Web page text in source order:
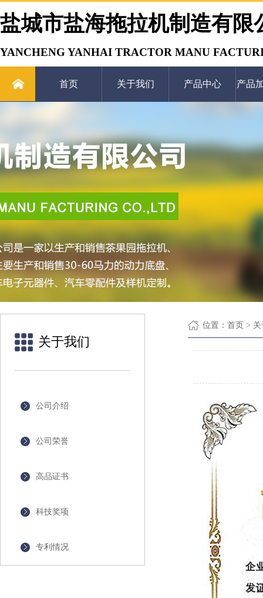
盐城市盐海拖拉机制造有限
YANCHENG YANHAI TRACTOR MANU
首页 关于我们 产品中心 产品
关于我们
公司介绍
公司荣誉
高品证书
科技奖项
专利情况
位置： 首页 > 关